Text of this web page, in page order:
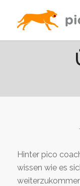
Hinter pico
wissen wie es